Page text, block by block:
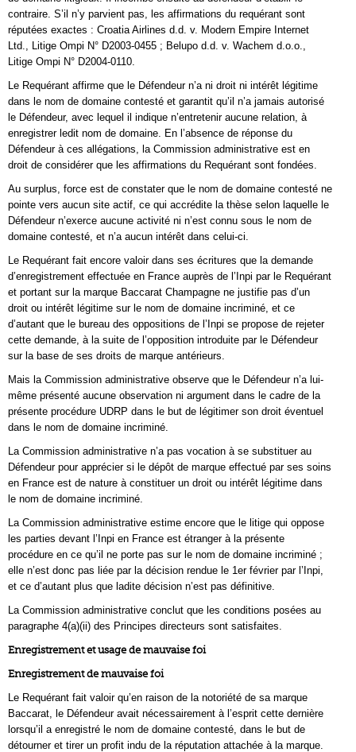
contraire. S’il n’y parvient pas, les affirmations du requérant sont
réputées exactes : Croatia Airlines d.d. v. Modern Empire Internet
Ltd., Litige Ompi N° D2003-0455 ; Belupo d.d. v. Wachem d.o.o.,
Litige Ompi N° D2004-0110.
Le Requérant affirme que le Défendeur n’a ni droit ni intérêt légitime
dans le nom de domaine contesté et garantit qu’il n’a jamais autorisé
le Défendeur, avec lequel il indique n’entretenir aucune relation, à
enregistrer ledit nom de domaine. En l’absence de réponse du
Défendeur à ces allégations, la Commission administrative est en
droit de considérer que les affirmations du Requérant sont fondées.
Au surplus, force est de constater que le nom de domaine contesté ne
pointe vers aucun site actif, ce qui accrédite la thèse selon laquelle le
Défendeur n’exerce aucune activité ni n’est connu sous le nom de
domaine contesté, et n’a aucun intérêt dans celui-ci.
Le Requérant fait encore valoir dans ses écritures que la demande
d’enregistrement effectuée en France auprès de l’Inpi par le Requérant
et portant sur la marque Baccarat Champagne ne justifie pas d’un
droit ou intérêt légitime sur le nom de domaine incriminé, et ce
d’autant que le bureau des oppositions de l’Inpi se propose de rejeter
cette demande, à la suite de l’opposition introduite par le Défendeur
sur la base de ses droits de marque antérieurs.
Mais la Commission administrative observe que le Défendeur n’a lui-
même présenté aucune observation ni argument dans le cadre de la
présente procédure UDRP dans le but de légitimer son droit éventuel
dans le nom de domaine incriminé.
La Commission administrative n’a pas vocation à se substituer au
Défendeur pour apprécier si le dépôt de marque effectué par ses soins
en France est de nature à constituer un droit ou intérêt légitime dans
le nom de domaine incriminé.
La Commission administrative estime encore que le litige qui oppose
les parties devant l’Inpi en France est étranger à la présente
procédure en ce qu’il ne porte pas sur le nom de domaine incriminé ;
elle n’est donc pas liée par la décision rendue le 1er février par l’Inpi,
et ce d’autant plus que ladite décision n’est pas définitive.
La Commission administrative conclut que les conditions posées au
paragraphe 4(a)(ii) des Principes directeurs sont satisfaites.
Enregistrement et usage de mauvaise foi
Enregistrement de mauvaise foi
Le Requérant fait valoir qu’en raison de la notoriété de sa marque
Baccarat, le Défendeur avait nécessairement à l’esprit cette dernière
lorsqu’il a enregistré le nom de domaine contesté, dans le but de
détourner et tirer un profit indu de la réputation attachée à la marque.